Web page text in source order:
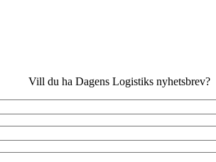
Vill du ha Dagens Logistiks nyhetsbrev?